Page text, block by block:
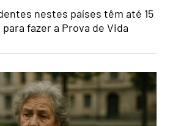
nestes países têm até 15
fazer a Prova de Vida